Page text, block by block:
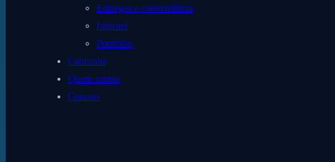
Entregas e conveniência
Internet
Portfólio
Calminha
Quem somos
Contato